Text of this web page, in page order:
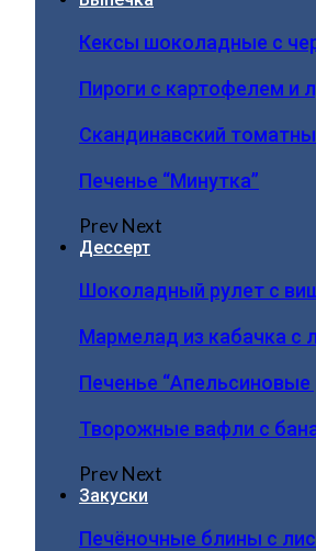
Кексы шоколадные с
Пироги c картофелем и
Скандинавский
Печенье “Минутка”
PrevNext
Дессерт
Шоколадный рулет с
Мармелад из кабачка с
Печенье
Творожные вафли с
PrevNext
Закуски
Печёночные блины с